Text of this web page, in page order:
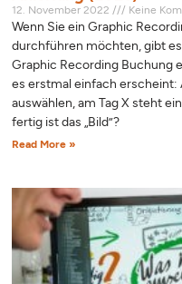
12. November 2022 Keine
Wenn Sie ein Graphic
durchführen möchten, gibt
Graphic Recording Buchung
es erstmal einfach erscheint:
auswählen, am Tag X steht
fertig ist das „Bild”?
Read More »